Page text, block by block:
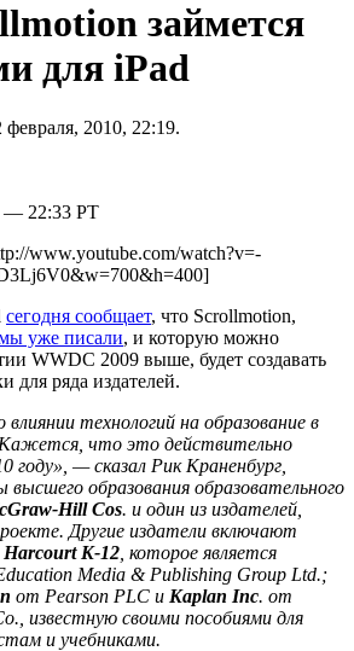
займется
для iPad
2010, 22:19.
— 22:33 PT
www.youtube.com/watch?v=-
сегодня сообщает, что Scrollmotion,
уже писали, и которую можно
WWDC 2009 выше, будет создавать
для ряда издателей.
влиянии технологий на образование в
что это действительно
году», — сказал Рик Краненбург,
высшего образования образовательного
Hill Cos. и один из издателей,
Другие издатели включают
K-12 , которое является
Media & Publishing Group Ltd.;
от Pearson PLC и Kaplan Inc. от
известную своими пособиями для
и учебниками.